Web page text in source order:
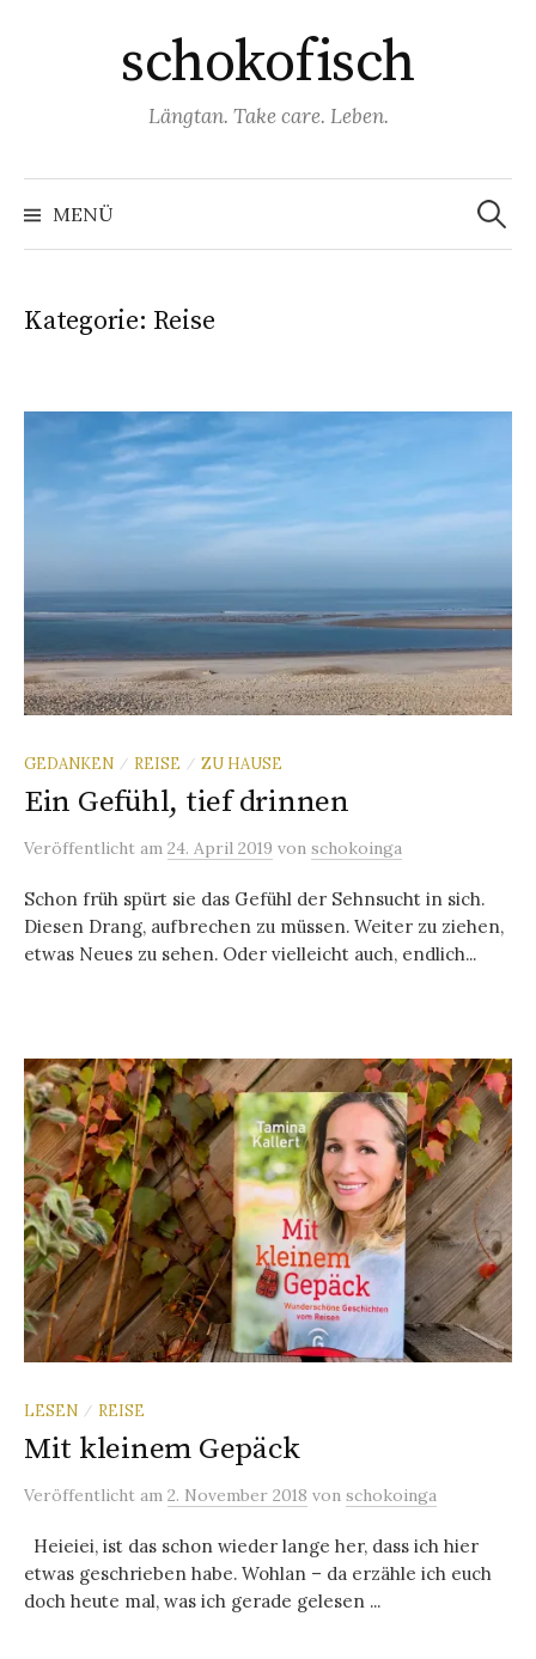
schokofisch
Längtan. Take care. Leben.
MENÜ
Suchen
nach:
Kategorie: Reise
GEDANKEN / REISE / ZU HAUSE
Ein Gefühl, tief drinnen
Veröffentlicht am 24. April 2019 von schokoinga
Schon früh spürt sie das Gefühl der Sehnsucht in sich.
Diesen Drang, aufbrechen zu müssen. Weiter zu ziehen,
etwas Neues zu sehen. Oder vielleicht auch, endlich...
LESEN / REISE
Mit kleinem Gepäck
Veröffentlicht am 2. November 2018 von schokoinga
Heieiei, ist das schon wieder lange her, dass ich hier
etwas geschrieben habe. Wohlan – da erzähle ich euch
doch heute mal, was ich gerade gelesen ...